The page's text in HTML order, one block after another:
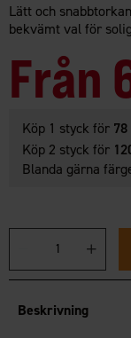
Lätt och
bekvämt val för
Från
Köp 1 styck för
Köp 2 styck för
Blanda gärna
Beskrivning